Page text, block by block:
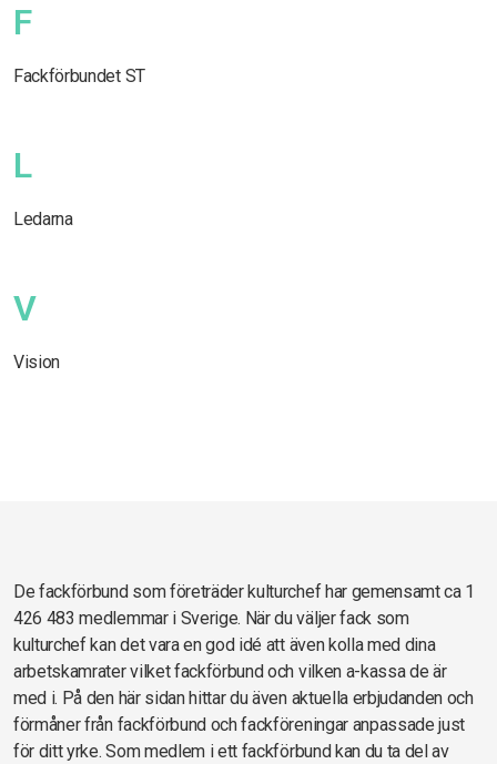
F
Fackförbundet ST
L
Ledarna
V
Vision
De fackförbund som företräder kulturchef har gemensamt ca 1
426 483 medlemmar i Sverige. När du väljer fack som
kulturchef kan det vara en god idé att även kolla med dina
arbetskamrater vilket fackförbund och vilken a-kassa de är
med i. På den här sidan hittar du även aktuella erbjudanden och
förmåner från fackförbund och fackföreningar anpassade just
för ditt yrke. Som medlem i ett fackförbund kan du ta del av